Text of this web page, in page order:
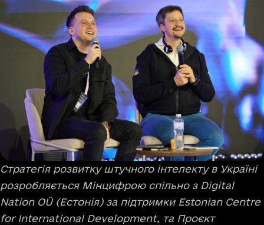
Стратегія розвитку штучного інтелекту в Україні
розробляється Мінцифрою спільно з Digital
Nation OÜ (Естонія) за підтримки Estonian Centre
for International Development, та Проєкт